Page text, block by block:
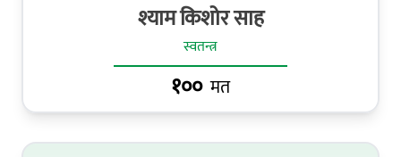
श्याम किशोर साह
स्वतन्त्र
१०० मत